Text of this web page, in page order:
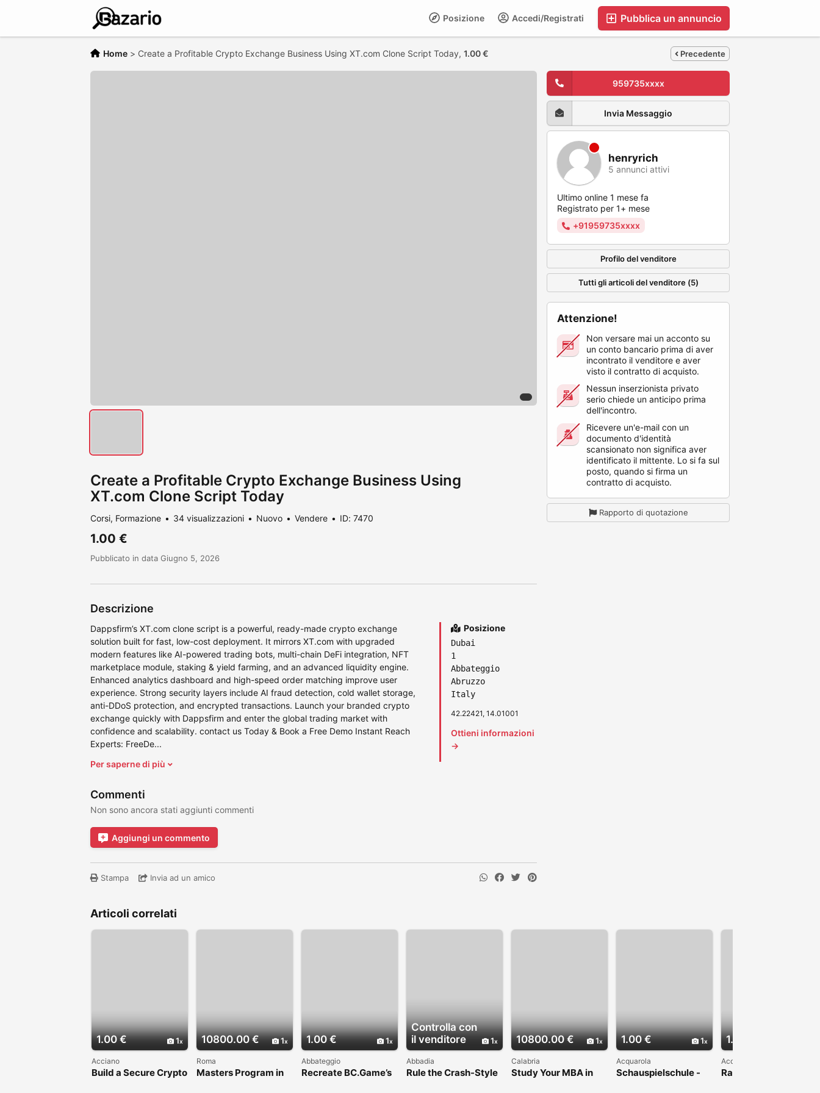
Pubblica un annuncio
Accedi/Registrati
Posizione
Home > Create a Profitable Crypto Exchange Business Using XT.com Clone Script Today, 1.00 € Precedente
Create a Profitable Crypto Exchange Business Using
XT.com Clone Script Today
Corsi, Formazione 34 visualizzazioni Nuovo Vendere ID: 7470
1.00 €
Pubblicato in data Giugno 5, 2026
Descrizione
Dappsfirm’s XT.com clone script is a powerful, ready-made crypto exchange
solution built for fast, low-cost deployment. It mirrors XT.com with upgraded
modern features like AI-powered trading bots, multi-chain DeFi integration, NFT
marketplace module, staking & yield farming, and an advanced liquidity engine.
Enhanced analytics dashboard and high-speed order matching improve user
experience. Strong security layers include AI fraud detection, cold wallet storage,
anti-DDoS protection, and encrypted transactions. Launch your branded crypto
exchange quickly with Dappsfirm and enter the global trading market with
confidence and scalability. contact us Today & Book a Free Demo Instant Reach
Experts: FreeDe...
Per saperne di più
Posizione
Dubai
1
Abbateggio
Abruzzo
Italy
42.22421, 14.01001
Ottieni informazioni
→
Commenti
Non sono ancora stati aggiunti commenti
Aggiungi un commento
Stampa Invia ad un amico
959735xxxx
Invia Messaggio
henryrich
5 annunci attivi
Ultimo online 1 mese fa
Registrato per 1+ mese
+91959735xxxx
Profilo del venditore
Tutti gli articoli del venditore (5)
Attenzione!
Non versare mai un acconto su
un conto bancario prima di aver
incontrato il venditore e aver
visto il contratto di acquisto.
Nessun inserzionista privato
serio chiede un anticipo prima
dell'incontro.
Ricevere un'e-mail con un
documento d'identità
scansionato non significa aver
identificato il mittente. Lo si fa sul
posto, quando si firma un
contratto di acquisto.
Rapporto di quotazione
Articoli correlati
1.00 € 1
Acciano
Build a Secure Crypto
10800.00 € 1
Roma
Masters Program in
Spain – Study at C3S
1.00 € 1
Abbateggio
Recreate BC.Game’s
Controlla con
il venditore
1
Abbadia
Rule the Crash-Style
10800.00 € 1
Calabria
Study Your MBA in
1.00 € 1
Acquarola
Schauspielschule -
1.00 €
Acqua Bianca
Raydium Clone